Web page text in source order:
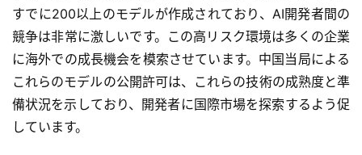
本
地
A
すでに200以上のモデルが作成されており、AI開発者間の
競争は非常に激しいです。この高リスク環境は多くの企業
に海外での成長機会を模索させています。中国当局による
これらのモデルの公開許可は、これらの技術の成熟度と準
備状況を示しており、開発者に国際市場を探索するよう促
しています。